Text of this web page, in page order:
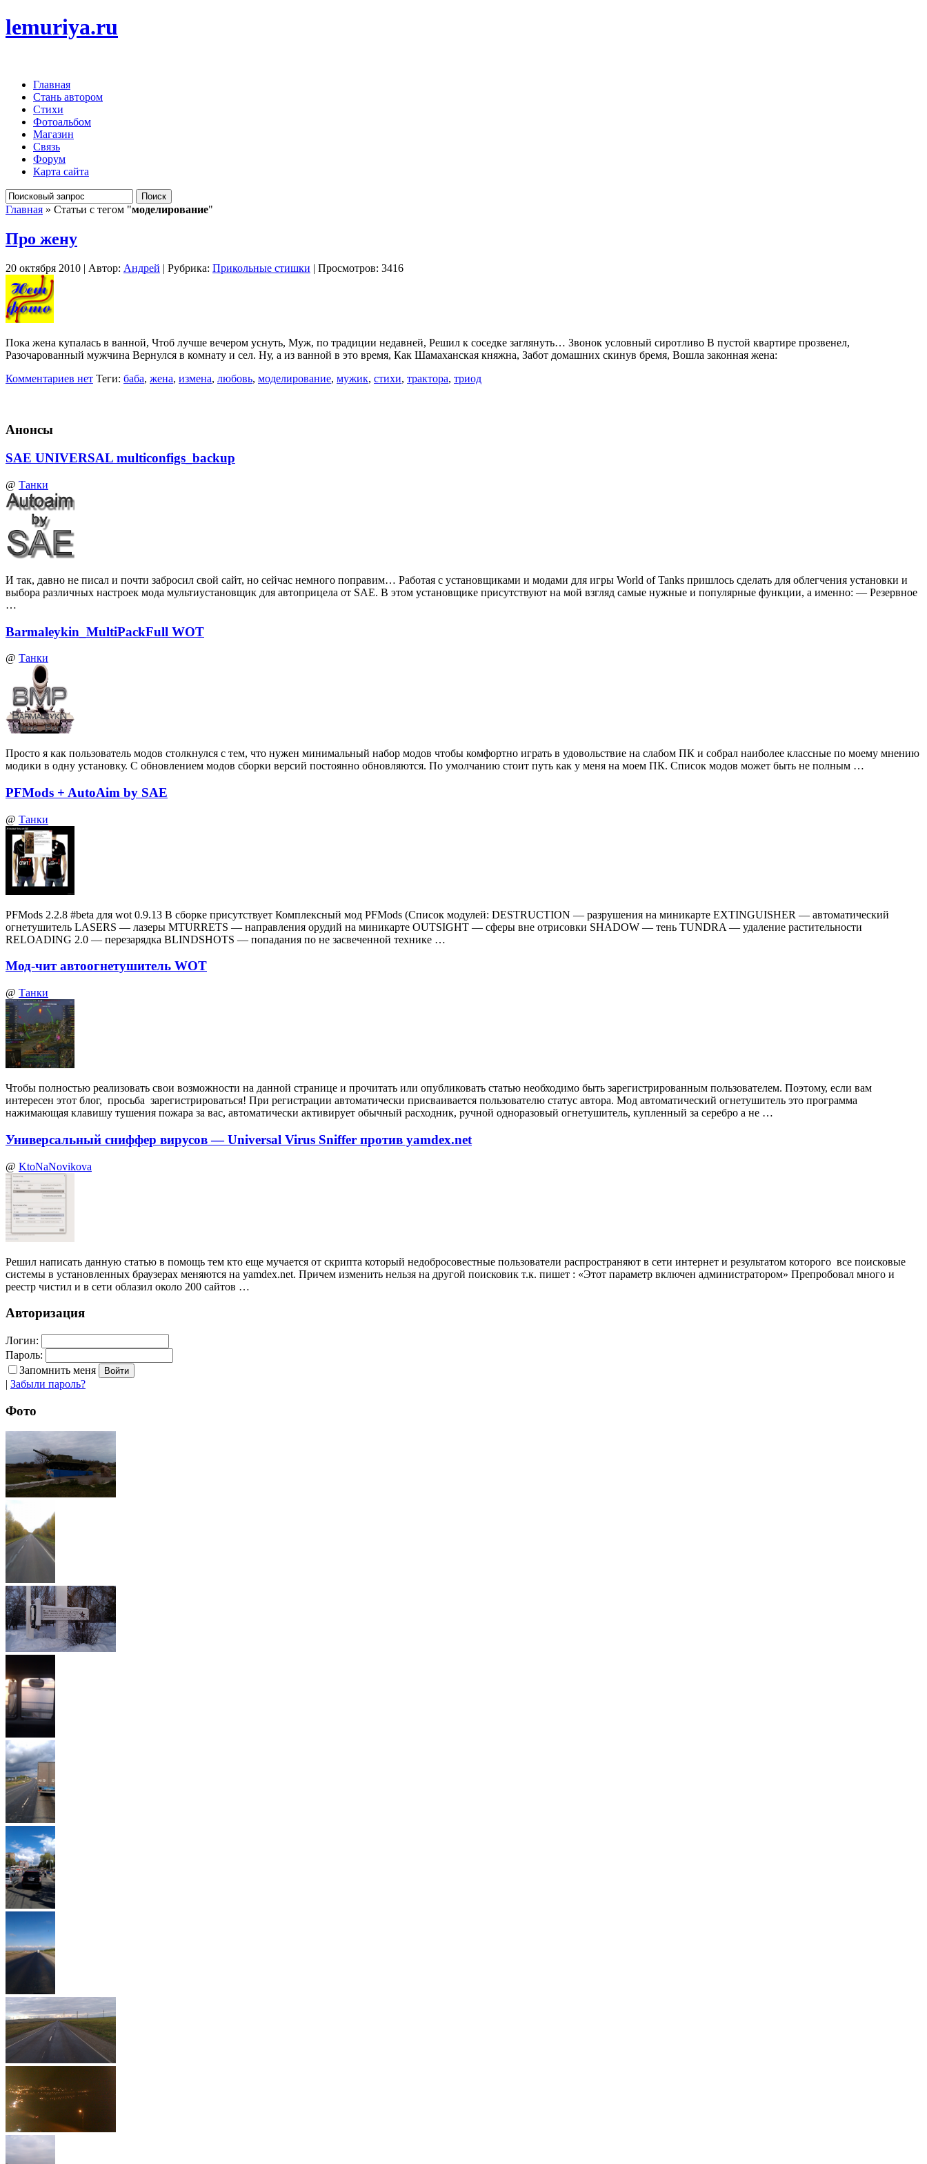
lemuriya.ru
Главная
Стань автором
Стихи
Фотоальбом
Магазин
Связь
Форум
Карта сайта
Главная » Статьи с тегом "моделирование"
Про жену
20 октября 2010 | Автор: Андрей | Рубрика: Прикольные стишки | Просмотров: 3416
Пока жена купалась в ванной, Чтоб лучше вечером уснуть, Муж, по традиции недавней, Решил к соседке заглянуть… Звонок условный сиротливо В пустой квартире прозвенел,
Разочарованный мужчина Вернулся в комнату и сел. Ну, а из ванной в это время, Как Шамаханская княжна, Забот домашних скинув бремя, Вошла законная жена:
Комментариев нет Теги: баба, жена, измена, любовь, моделирование, мужик, стихи, трактора, триод
Анонсы
SAE UNIVERSAL multiconfigs_backup
@ Танки
И так, давно не писал и почти забросил свой сайт, но сейчас немного поправим… Работая с установщиками и модами для игры World of Tanks пришлось сделать для облегчения установки и
выбора различных настроек мода мультиустановщик для автоприцела от SAE. В этом установщике присутствуют на мой взгляд самые нужные и популярные функции, а именно: — Резервное
…
Barmaleykin_MultiPackFull WOT
@ Танки
Просто я как пользователь модов столкнулся с тем, что нужен минимальный набор модов чтобы комфортно играть в удовольствие на слабом ПК и собрал наиболее классные по моему мнению
модики в одну установку. С обновлением модов сборки версий постоянно обновляются. По умолчанию стоит путь как у меня на моем ПК. Список модов может быть не полным …
PFMods + AutoAim by SAE
@ Танки
PFMods 2.2.8 #beta для wot 0.9.13 В сборке присутствует Комплексный мод PFMods (Список модулей: DESTRUCTION — разрушения на миникарте EXTINGUISHER — автоматический
огнетушитель LASERS — лазеры MTURRETS — направления орудий на миникарте OUTSIGHT — сферы вне отрисовки SHADOW — тень TUNDRA — удаление растительности
RELOADING 2.0 — перезарядка BLINDSHOTS — попадания по не засвеченной технике …
Мод-чит автоогнетушитель WOT
@ Танки
Чтобы полностью реализовать свои возможности на данной странице и прочитать или опубликовать статью необходимо быть зарегистрированным пользователем. Поэтому, если вам
интересен этот блог, просьба зарегистрироваться! При регистрации автоматически присваивается пользователю статус автора. Мод автоматический огнетушитель это программа
нажимающая клавишу тушения пожара за вас, автоматически активирует обычный расходник, ручной одноразовый огнетушитель, купленный за серебро а не …
Универсальный сниффер вирусов — Universal Virus Sniffer против yamdex.net
@ KtoNaNovikova
Решил написать данную статью в помощь тем кто еще мучается от скрипта который недобросовестные пользователи распространяют в сети интернет и результатом которого все поисковые
системы в установленных браузерах меняются на yamdex.net. Причем изменить нельзя на другой поисковик т.к. пишет : «Этот параметр включен администратором» Препробовал много и
реестр чистил и в сети облазил около 200 сайтов …
Авторизация
Логин:
Пароль:
Запомнить меня
| Забыли пароль?
Фото